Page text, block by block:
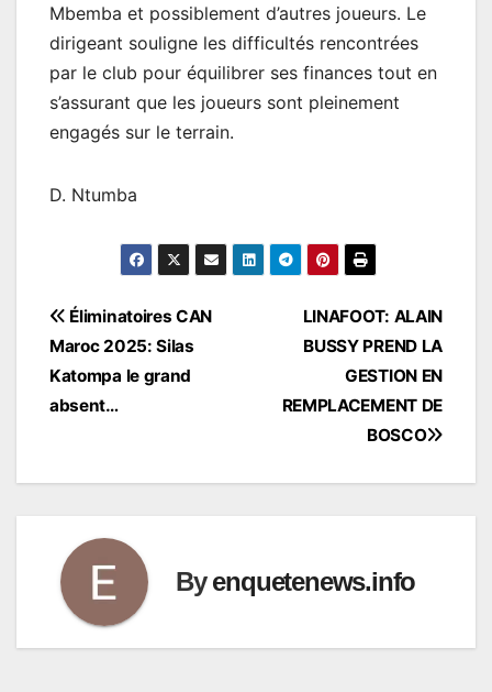
Mbemba et possiblement d’autres joueurs. Le
dirigeant souligne les difficultés rencontrées
par le club pour équilibrer ses finances tout en
s’assurant que les joueurs sont pleinement
engagés sur le terrain.
D. Ntumba
Navigation
de
l’article
LINAFOOT: ALAIN
BUSSY PREND LA
GESTION EN
REMPLACEMENT DE
BOSCO
Éliminatoires CAN
Maroc 2025: Silas
Katompa le grand
absent…
Byenquetenews.info